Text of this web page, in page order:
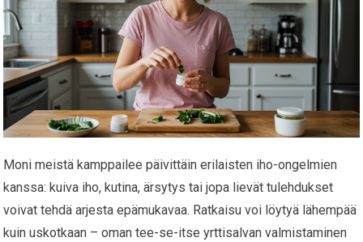
Moni meistä kamppailee päivittäin erilaisten iho-ongelmien
kanssa: kuiva iho, kutina, ärsytys tai jopa lievät tulehdukset
voivat tehdä arjesta epämukavaa. Ratkaisu voi löytyä lähempää
kuin uskotkaan – oman tee-se-itse yrttisalvan valmistaminen